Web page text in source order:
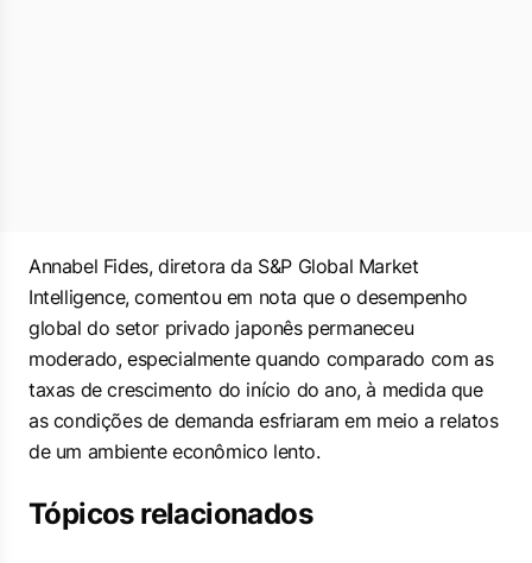
Annabel Fides, diretora da S&P Global Market
Intelligence, comentou em nota que o desempenho
global do setor privado japonês permaneceu
moderado, especialmente quando comparado com as
taxas de crescimento do início do ano, à medida que
as condições de demanda esfriaram em meio a relatos
de um ambiente econômico lento.
Tópicos relacionados